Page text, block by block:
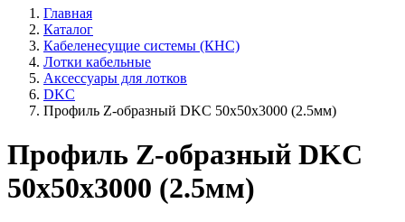
Главная
Каталог
Кабеленесущие системы (КНС)
Лотки кабельные
Аксессуары для лотков
DKC
Профиль Z-образный DKC 50х50х3000 (2.5мм)
Профиль Z-образный DKC
50х50х3000 (2.5мм)